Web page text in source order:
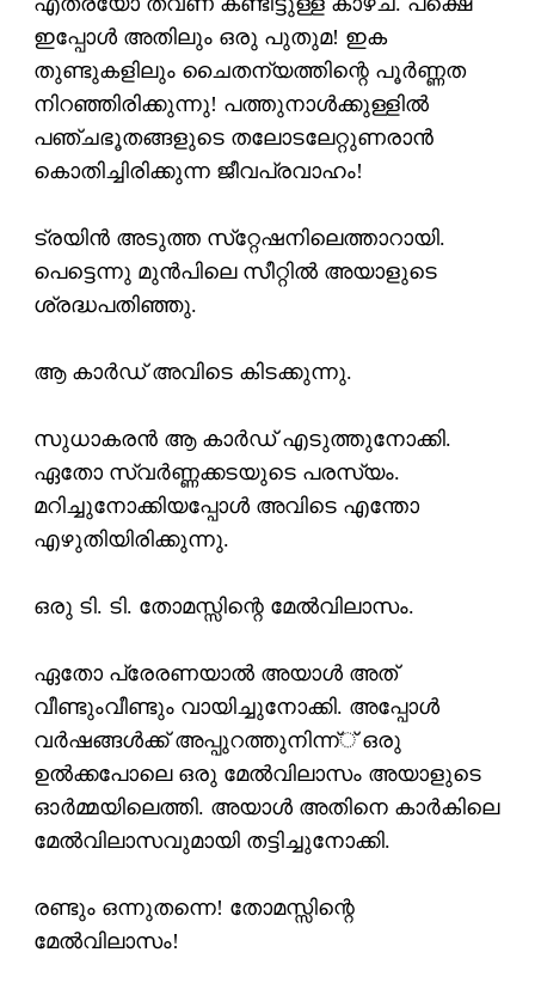
ഇപ്പോള്‍ അതിലും ഒരു പുതുമ! ഇക
തുണ്ടുകളിലും ചൈതന്യത്തിന്റെ പൂര്‍ണ്ണത
നിറഞ്ഞിരിക്കുന്നു! പത്തുനാള്‍ക്കുള്ളില്‍
പഞ്ചഭൂതങ്ങളുടെ തലോടലേറ്റുണരാന്‍
കൊതിച്ചിരിക്കുന്ന ജീവപ്രവാഹം!
ട്രയിന്‍ അടുത്ത സ്‌റ്റേഷനിലെത്താറായി.
പെട്ടെന്നു മുന്‍പിലെ സീറ്റില്‍ അയാളുടെ
ശ്രദ്ധപതിഞ്ഞു.
ആ കാര്‍ഡ് അവിടെ കിടക്കുന്നു.
സുധാകരന്‍ ആ കാര്‍ഡ് എടുത്തുനോക്കി.
ഏതോ സ്വര്‍ണ്ണക്കടയുടെ പരസ്യം.
മറിച്ചുനോക്കിയപ്പോള്‍ അവിടെ എന്തോ
എഴുതിയിരിക്കുന്നു.
ഒരു ടി. ടി. തോമസ്സിന്റെ മേല്‍വിലാസം.
ഏതോ പ്രേരണയാല്‍ അയാള്‍ അത്
വീണ്ടുംവീണ്ടും വായിച്ചുനോക്കി. അപ്പോള്‍
വര്‍ഷങ്ങള്‍ക്ക് അപ്പുറത്തുനിന്ന്് ഒരു
ഉല്‍ക്കപോലെ ഒരു മേല്‍വിലാസം അയാളുടെ
ഓര്‍മ്മയിലെത്തി. അയാള്‍ അതിനെ കാര്‍കിലെ
മേല്‍വിലാസവുമായി തട്ടിച്ചുനോക്കി.
രണ്ടും ഒന്നുതന്നെ! തോമസ്സിന്റെ
മേല്‍വിലാസം!